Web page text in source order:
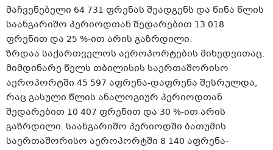
მაჩვენებელი 64 731 ფრენას შეადგენს და წინა წლის
საანგარიშო პერიოდთან შედარებით 13 018
ფრენით და 25 %-ით არის გაზრდილი.
ზრდაა საქართველოს აეროპორტების მიხედვითაც.
მიმდინარე წელს თბილისის საერთაშორისო
აეროპორტში 45 597 აფრენა-დაფრენა შესრულდა,
რაც გასული წლის ანალოგიურ პერიოდთან
შედარებით 10 407 ფრენით და 30 %-ით არის
გაზრდილი. საანგარიშო პერიოდში ბათუმის
საერთაშორისო აეროპორტში 8 140 აფრენა-